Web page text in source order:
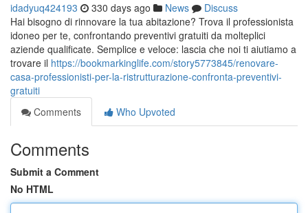
idadyuq424193 330 days ago News
Discuss
Hai bisogno di rinnovare la tua abitazione? Trova il professionista
idoneo per te, confrontando preventivi gratuiti da molteplici
aziende qualificate. Semplice e veloce: lascia che noi ti aiutiamo a
trovare il https://bookmarkinglife.com/story5773845/renovare-
casa-professionisti-per-la-ristrutturazione-confronta-preventivi-
gratuiti
Comments
Who Upvoted
Comments
Submit a Comment
No HTML